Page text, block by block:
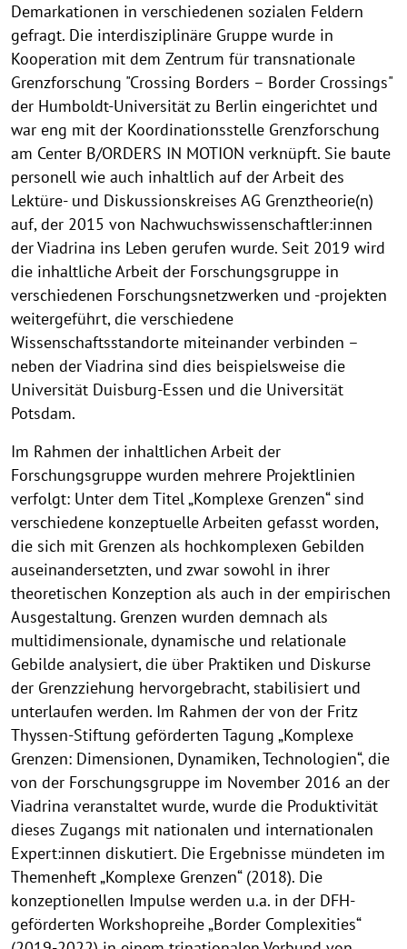
Demarkationen in verschiedenen sozialen Feldern
gefragt. Die interdisziplinäre Gruppe wurde in
Kooperation mit dem Zentrum für transnationale
Grenzforschung "Crossing Borders – Border Crossings"
der Humboldt-Universität zu Berlin eingerichtet und
war eng mit der Koordinationsstelle Grenzforschung
am Center B/ORDERS IN MOTION verknüpft. Sie baute
personell wie auch inhaltlich auf der Arbeit des
Lektüre- und Diskussionskreises AG Grenztheorie(n)
auf, der 2015 von Nachwuchswissenschaftler:innen
der Viadrina ins Leben gerufen wurde. Seit 2019 wird
die inhaltliche Arbeit der Forschungsgruppe in
verschiedenen Forschungsnetzwerken und -projekten
weitergeführt, die verschiedene
Wissenschaftsstandorte miteinander verbinden –
neben der Viadrina sind dies beispielsweise die
Universität Duisburg-Essen und die Universität
Potsdam.
Im Rahmen der inhaltlichen Arbeit der
Forschungsgruppe wurden mehrere Projektlinien
verfolgt: Unter dem Titel „Komplexe Grenzen“ sind
verschiedene konzeptuelle Arbeiten gefasst worden,
die sich mit Grenzen als hochkomplexen Gebilden
auseinandersetzten, und zwar sowohl in ihrer
theoretischen Konzeption als auch in der empirischen
Ausgestaltung. Grenzen wurden demnach als
multidimensionale, dynamische und relationale
Gebilde analysiert, die über Praktiken und Diskurse
der Grenzziehung hervorgebracht, stabilisiert und
unterlaufen werden. Im Rahmen der von der Fritz
Thyssen-Stiftung geförderten Tagung „Komplexe
Grenzen: Dimensionen, Dynamiken, Technologien“, die
von der Forschungsgruppe im November 2016 an der
Viadrina veranstaltet wurde, wurde die Produktivität
dieses Zugangs mit nationalen und internationalen
Expert:innen diskutiert. Die Ergebnisse mündeten im
Themenheft „Komplexe Grenzen“ (2018). Die
konzeptionellen Impulse werden u.a. in der DFH-
geförderten Workshopreihe „Border Complexities“